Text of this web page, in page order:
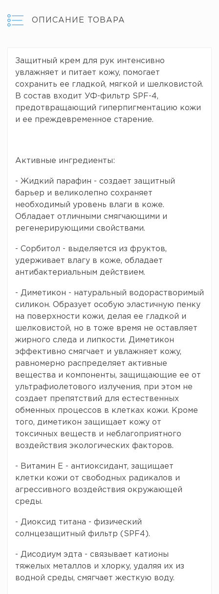
ОПИСАНИЕ ТОВАРА
Защитный крем для рук интенсивно
увлажняет и питает кожу, помогает
сохранить ее гладкой, мягкой и шелковистой.
В состав входит УФ-фильтр SPF-4,
предотвращающий гиперпигментацию кожи
и ее преждевременное старение.
Активные ингредиенты:
- Жидкий парафин - создает защитный
барьер и великолепно сохраняет
необходимый уровень влаги в коже.
Обладает отличными смягчающими и
регенерирующими свойствами.
- Сорбитол - выделяется из фруктов,
удерживает влагу в коже, обладает
антибактериальным действием.
- Диметикон - натуральный водорастворимый
силикон. Образует особую эластичную пенку
на поверхности кожи, делая ее гладкой и
шелковистой, но в тоже время не оставляет
жирного следа и липкости. Диметикон
эффективно смягчает и увлажняет кожу,
равномерно распределяет активные
вещества и компоненты, защищающие ее от
ультрафиолетового излучения, при этом не
создает препятствий для естественных
обменных процессов в клетках кожи. Кроме
того, диметикон защищает кожу от
токсичных веществ и неблагоприятного
воздействия экологических факторов.
- Витамин Е - антиоксидант, защищает
клетки кожи от свободных радикалов и
агрессивного воздействия окружающей
среды.
- Диоксид титана - физический
солнцезащитный фильтр (SPF4).
- Дисодиум эдта - связывает катионы
тяжелых металлов и хлорку, удаляя их из
водной среды, смягчает жесткую воду.